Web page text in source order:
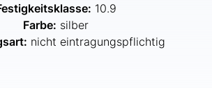
10.9
Farbe: silber
nicht eintragungspflichtig